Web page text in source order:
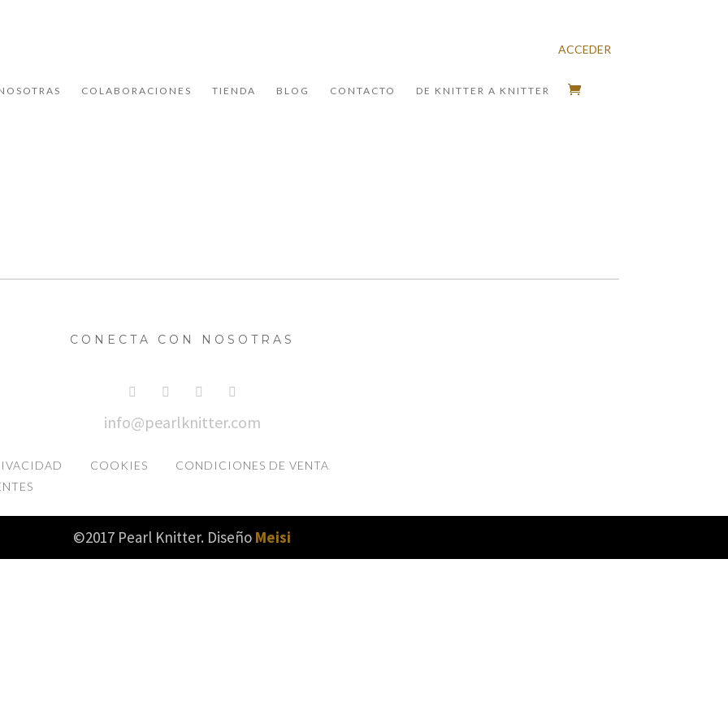
COLABORACIONES TIENDA BLOG CONTACTO DE KNITTER A KNITTER
ACCEDER
CONECTA CON NOSOTRAS
info@pearlknitter.com
COOKIES
CONDICIONES DE VENTA
©2017 Pearl Knitter. Diseño Meisi